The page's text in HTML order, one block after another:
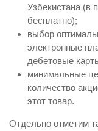
Узбекистана (в
бесплатно);
выбор
электронные
дебетовые
минимальные
количество
этот товар.
Отдельно отметим